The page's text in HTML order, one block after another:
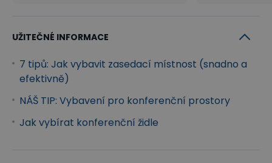
UŽITEČNÉ INFORMACE
7 tipů: Jak vybavit zasedací místnost (snadno a
efektivně)
NÁŠ TIP: Vybavení pro konferenční prostory
Jak vybírat konferenční židle